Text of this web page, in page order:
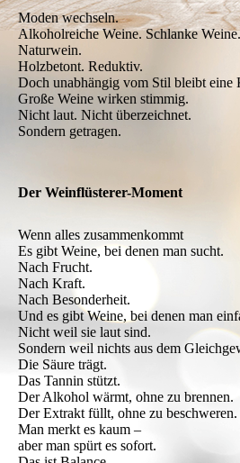
Moden wechseln.
Alkoholreiche Weine. Schlanke Weine.
Naturwein.
Holzbetont. Reduktiv.
Doch unabhängig vom Stil bleibt eine
Große Weine wirken stimmig.
Nicht laut. Nicht überzeichnet.
Sondern getragen.
Der Weinflüsterer-Moment
Wenn alles zusammenkommt
Es gibt Weine, bei denen man sucht.
Nach Frucht.
Nach Kraft.
Nach Besonderheit.
Und es gibt Weine, bei denen man
Nicht weil sie laut sind.
Sondern weil nichts aus dem
Die Säure trägt.
Das Tannin stützt.
Der Alkohol wärmt, ohne zu brennen.
Der Extrakt füllt, ohne zu beschweren.
Man merkt es kaum –
aber man spürt es sofort.